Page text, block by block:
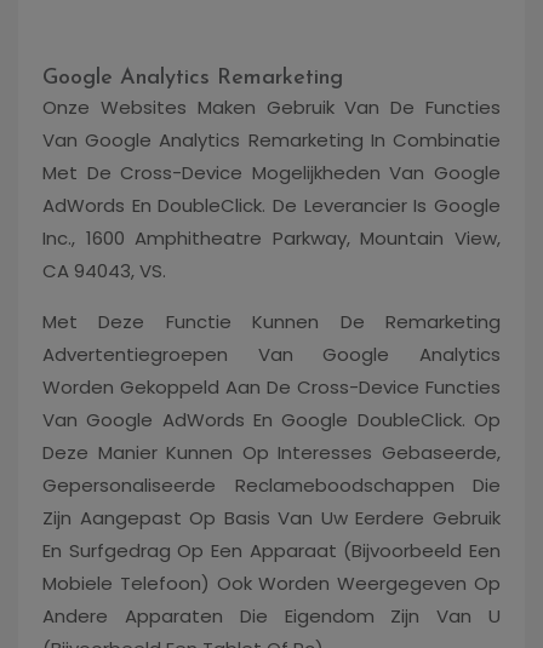
Google Analytics Remarketing
Onze Websites Maken Gebruik Van De Functies
Van Google Analytics Remarketing In Combinatie
Met De Cross-Device Mogelijkheden Van Google
AdWords En DoubleClick. De Leverancier Is Google
Inc., 1600 Amphitheatre Parkway, Mountain View,
CA 94043, VS.
Met Deze Functie Kunnen De Remarketing
Advertentiegroepen Van Google Analytics
Worden Gekoppeld Aan De Cross-Device Functies
Van Google AdWords En Google DoubleClick. Op
Deze Manier Kunnen Op Interesses Gebaseerde,
Gepersonaliseerde Reclameboodschappen Die
Zijn Aangepast Op Basis Van Uw Eerdere Gebruik
En Surfgedrag Op Een Apparaat (bijvoorbeeld Een
Mobiele Telefoon) Ook Worden Weergegeven Op
Andere Apparaten Die Eigendom Zijn Van U